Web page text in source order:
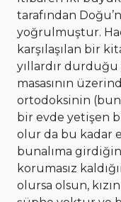
tarafından
yoğrulmuştur.
karşılaşılan bir
yıllardır durduğu
masasının
ortodoksinin
bir evde yetişen
olur da bu kadar
bunalıma
korumasız
olursa olsun,